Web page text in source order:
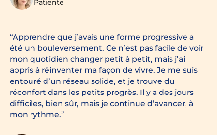
Patiente
Apprendre que j’avais une forme progressive a
été un bouleversement. Ce n’est pas facile de voir
mon quotidien changer petit à petit, mais j’ai
appris à réinventer ma façon de vivre. Je me suis
entouré d’un réseau solide, et je trouve du
réconfort dans les petits progrès. Il y a des jours
difficiles, bien sûr, mais je continue d’avancer, à
mon rythme.